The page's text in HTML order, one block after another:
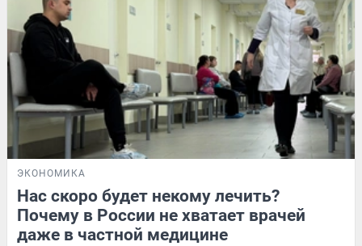
ЭКОНОМИКА
Нас скоро будет некому лечить?
Почему в России не хватает врачей
даже в частной медицине